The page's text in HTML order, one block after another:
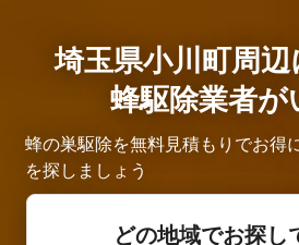
埼玉県小川町周
蜂駆除業者が
蜂の巣駆除を無料見積もりでお得
を探しましょう
どの地域でお探し